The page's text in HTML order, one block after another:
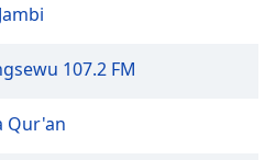
107.2 FM
Qur'an